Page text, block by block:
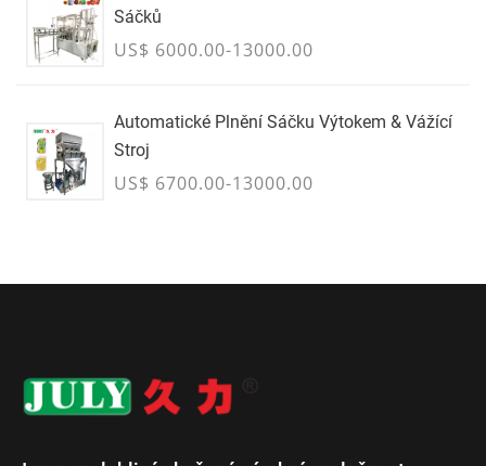
Sáčků
US$ 6000.00-13000.00
Automatické Plnění Sáčku Výtokem & Vážící
Stroj
US$ 6700.00-13000.00